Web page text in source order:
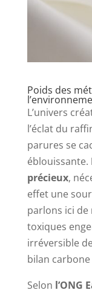
Poids des
L’univers
l’éclat du
parures se
éblouissante.
précieux,
effet une
parlons ici de
toxiques
irréversible
bilan
Selon l’ONG